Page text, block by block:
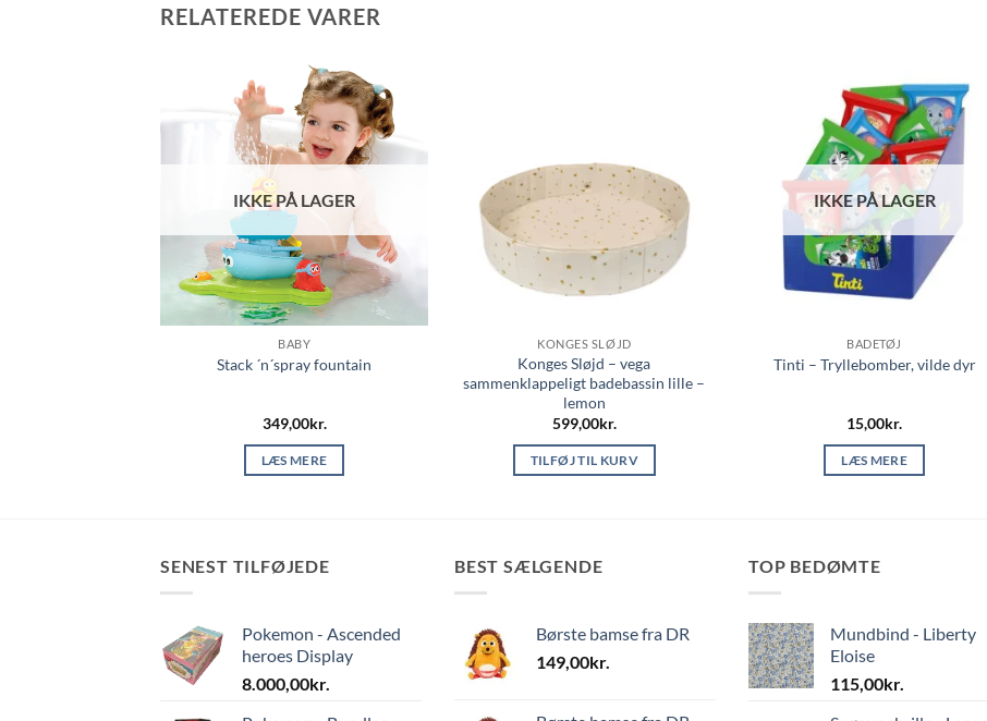
RELATEREDE VARER
IKKE PÅ LAGER
BABY
Stack ´n´spray fountain
349,00kr.
LÆS MERE
KONGES SLØJD
Konges Sløjd – vega
sammenklappeligt badebassin lille –
lemon
599,00kr.
TILFØJ TIL KURV
IKKE PÅ LAGER
BADETØJ
Tinti – Tryllebomber, vilde dyr
15,00kr.
LÆS MERE
SENEST TILFØJEDE
Pokemon - Ascended
heroes Display
8.000,00kr.
BEST SÆLGENDE
Børste bamse fra DR
149,00kr.
TOP BEDØMTE
Mundbind - Liberty
Eloise
115,00kr.